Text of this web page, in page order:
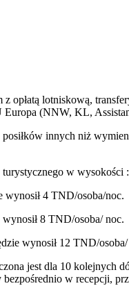
z opłatą lotniskową,
(NNW, KL,
innych niż
w wysokości :
4 TND/osoba/noc.
8 TND/osoba/ noc.
wynosił 12 TND/osoba/
jest dla 10 kolejnych
w recepcji,